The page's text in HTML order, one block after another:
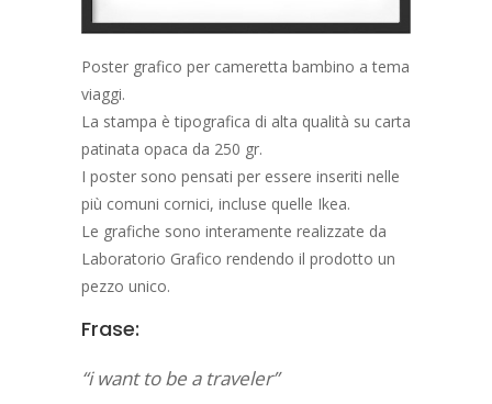
Poster grafico per cameretta bambino a tema
viaggi.
La stampa è tipografica di alta qualità su carta
patinata opaca da 250 gr.
I poster sono pensati per essere inseriti nelle
più comuni cornici, incluse quelle Ikea.
Le grafiche sono interamente realizzate da
Laboratorio Grafico rendendo il prodotto un
pezzo unico.
Frase:
“i want to be a traveler”